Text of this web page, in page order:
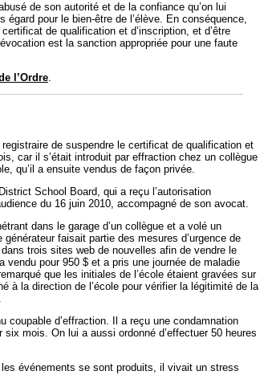
de son autorité et de la confiance qu’on lui
égard pour le bien-être de l’élève. En conséquence,
de qualification et d’inscription, et d’être
est la sanction appropriée pour une faute
l’Ordre
de suspendre le certificat de qualification et
car il s’était introduit par effraction chez un collègue
qu’il a ensuite vendus de façon privée.
School Board, qui a reçu l’autorisation
du 16 juin 2010, accompagné de son avocat.
dans le garage d’un collègue et a volé un
générateur faisait partie des mesures d’urgence de
dans trois sites web de nouvelles afin de vendre le
vendu pour 950 $ et a pris une journée de maladie
que les initiales de l’école étaient gravées sur
à la direction de l’école pour vérifier la légitimité de la
coupable d’effraction. Il a reçu une condamnation
mois. On lui a aussi ordonné d’effectuer 50 heures
événements se sont produits, il vivait un stress